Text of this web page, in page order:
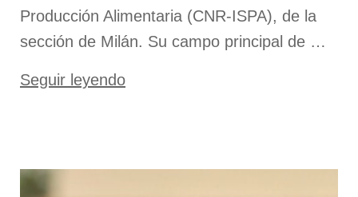
Producción Alimentaria (CNR-ISPA), de la
sección de Milán. Su campo principal de …
Seguir leyendo«Dra.